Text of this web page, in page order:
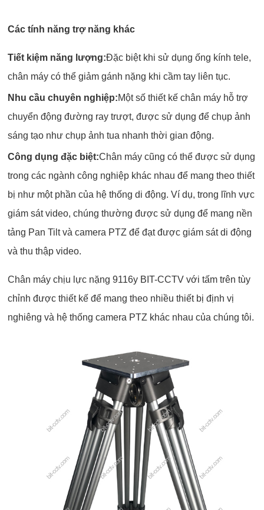
Các tính năng trợ năng khác
Tiết kiệm năng lượng:Đặc biệt khi sử dụng ống kính tele,
chân máy có thể giảm gánh nặng khi cầm tay liên tục.
Nhu cầu chuyên nghiệp:Một số thiết kế chân máy hỗ trợ
chuyển động đường ray trượt, được sử dụng để chụp ảnh
sáng tạo như chụp ảnh tua nhanh thời gian động.
Công dụng đặc biệt:Chân máy cũng có thể được sử dụng
trong các ngành công nghiệp khác nhau để mang theo thiết
bị như một phần của hệ thống di động. Ví dụ, trong lĩnh vực
giám sát video, chúng thường được sử dụng để mang nền
tảng Pan Tilt và camera PTZ để đạt được giám sát di động
và thu thập video.
Chân máy chịu lực nặng 9116y BIT-CCTV với tấm trên tùy
chỉnh được thiết kế để mang theo nhiều thiết bị định vị
nghiêng và hệ thống camera PTZ khác nhau của chúng tôi.